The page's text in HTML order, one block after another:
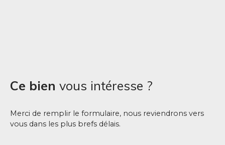
Ce bien vous intéresse ?
Merci de remplir le formulaire, nous reviendrons vers
vous dans les plus brefs délais.